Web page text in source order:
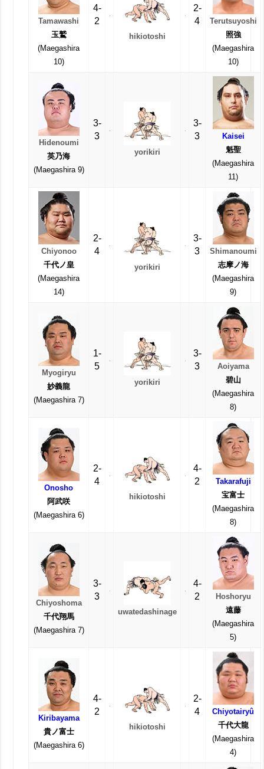
Tamawashi
玉鷲
(Maegashira
10)
4-
2
hikiotoshi
2-
4
Terutsuyoshi
照強
(Maegashira
10)
Hidenoumi
英乃海
(Maegashira 9)
3-
3
yorikiri
3-
3
Kaisei
魁聖
(Maegashira
11)
Chiyonoo
千代ノ皇
(Maegashira
14)
2-
4
yorikiri
3-
3
Shimanoumi
志摩ノ海
(Maegashira
9)
Myogiryu
妙義龍
(Maegashira 7)
1-
5
yorikiri
3-
3
Aoiyama
碧山
(Maegashira
8)
Onosho
阿武咲
(Maegashira 6)
2-
4
hikiotoshi
4-
2
Takarafuji
宝富士
(Maegashira
8)
Chiyoshoma
千代翔馬
(Maegashira 7)
3-
3
uwatedashinage
4-
2
Hoshoryu
遠藤
(Maegashira
5)
Kiribayama
貴ノ富士
(Maegashira 6)
4-
2
hikiotoshi
2-
4
Chiyotairyû
千代大龍
(Maegashira
4)